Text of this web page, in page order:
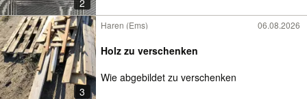
2
3
Haren (Ems) 06.08.2026
Holz zu verschenken
Wie abgebildet zu verschenken